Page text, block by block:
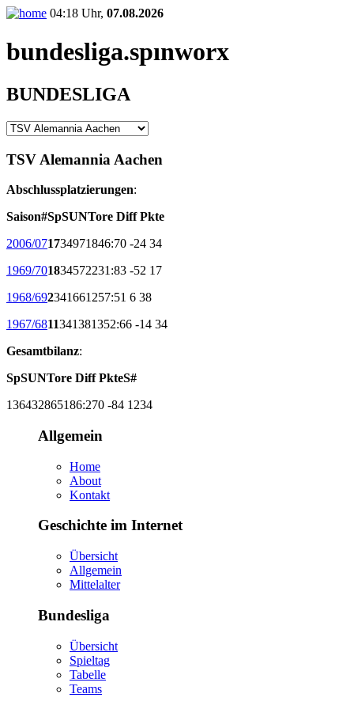
04:18 Uhr, 07.08.2026
bundesliga.spınworx
BUNDESLIGA
TSV Alemannia Aachen
Abschlussplatzierungen:
Saison#SpSUNTore Diff Pkte
2006/071734971846:70 -24 34
1969/701834572231:83 -52 17
1968/692341661257:51 6 38
1967/6811341381352:66 -14 34
Gesamtbilanz:
SpSUNTore Diff PkteS#
136432865186:270 -84 1234
Allgemein
Home
About
Kontakt
Geschichte im Internet
Übersicht
Allgemein
Mittelalter
Bundesliga
Übersicht
Spieltag
Tabelle
Teams